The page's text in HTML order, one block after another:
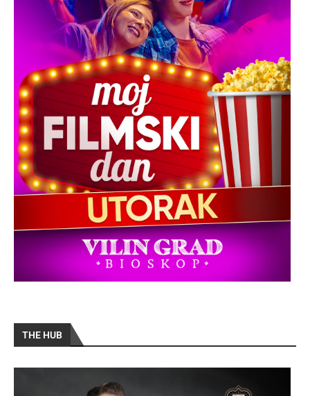
THE HUB